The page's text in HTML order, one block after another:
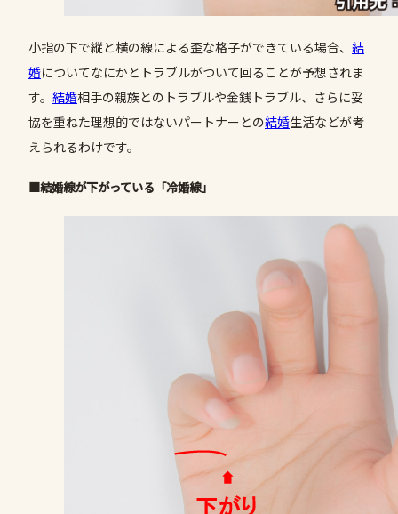
小指の下で縦と横の線による歪な格子ができている場合、 結
婚についてなにかとトラブルがついて回ることが予想されま
す。 結婚相手の親族とのトラブルや金銭トラブル、さらに妥
協を重ねた理想的ではないパートナーとの結婚生活などが考
えられるわけです。
■結婚線が下がっている「冷婚線」